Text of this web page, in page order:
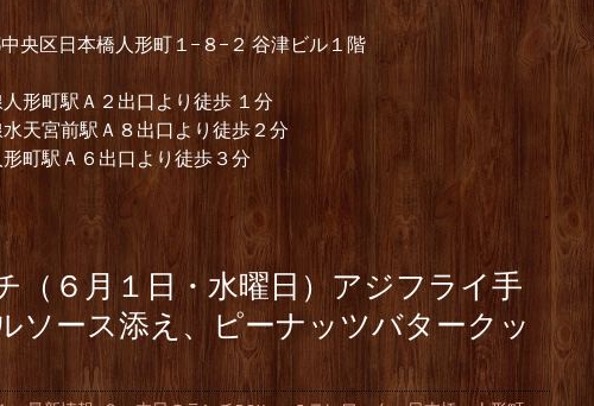
央区日本橋人形町１−８−２ 谷津ビル１階
形町駅Ａ２出口より徒歩 １分
天宮前駅Ａ８出口より徒歩２分
町駅Ａ６出口より徒歩３分
（６月１日・水曜日）アジフライ手
ソース添え、ピーナッツバタークッ